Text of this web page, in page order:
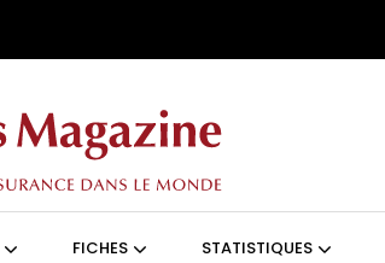
FICHES STATISTIQUES